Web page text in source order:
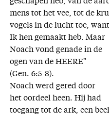
mens tot het vee, tot de
vogels in de lucht toe,
Ik hen gemaakt heb. Maar
Noach vond genade in de
ogen van de HEERE"
(Gen. 6:5-8).
Noach werd gered door
het oordeel heen. Hij had
toegang tot de ark, een